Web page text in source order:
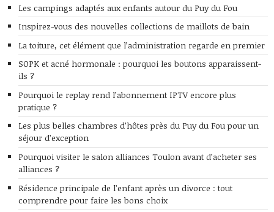
Les campings adaptés aux enfants autour du Puy du Fou
Inspirez-vous des nouvelles collections de maillots de bain
La toiture, cet élément que l’administration regarde en premier
SOPK et acné hormonale : pourquoi les boutons apparaissent-
ils ?
Pourquoi le replay rend l’abonnement IPTV encore plus
pratique ?
Les plus belles chambres d’hôtes près du Puy du Fou pour un
séjour d’exception
Pourquoi visiter le salon alliances Toulon avant d’acheter ses
alliances ?
Résidence principale de l’enfant après un divorce : tout
comprendre pour faire les bons choix